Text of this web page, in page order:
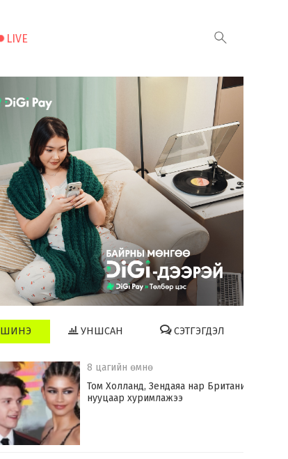
LIVE
ШИНЭ УНШСАН СЭТГЭГДЭЛ
8 цагийн өмнө
Том Холланд, Зендаяа нар Британид
нууцаар хуримлажээ